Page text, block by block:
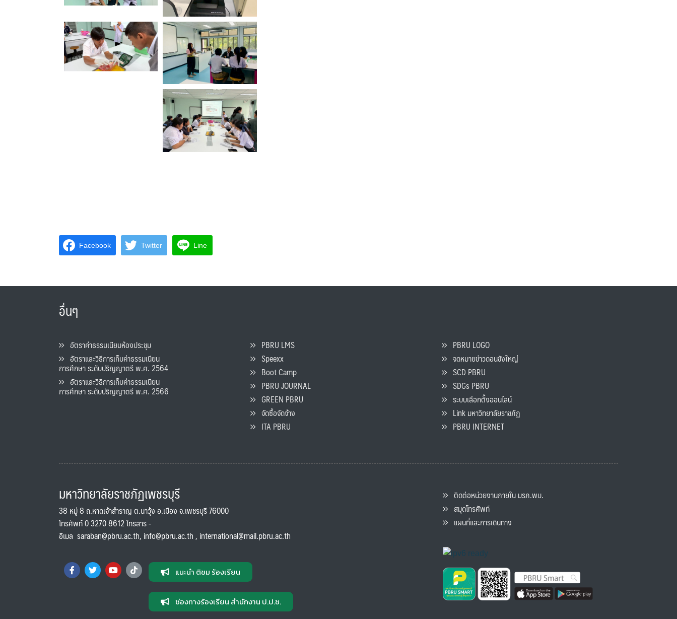
Facebook Twitter Line
อื่นๆ
อัตราค่าธรรมเนียมห้องประชุม
อัตราและวิธีการเก็บค่าธรรมเนียน
การศึกษา ระดับปริญญาตรี พ.ศ. 2564
อัตราและวิธีการเก็บค่าธรรมเนียน
การศึกษา ระดับปริญญาตรี พ.ศ. 2566
PBRU LMS
Speexx
Boot Camp
PBRU JOURNAL
GREEN PBRU
จัดซื้อจัดจ้าง
ITA PBRU
PBRU LOGO
จดหมายข่าวดอนขังใหญ่
SCD PBRU
SDGs PBRU
ระบบเลือกตั้งออนไลน์
Link มหาวิทยาลัยราชภัฏ
PBRU INTERNET
มหาวิทยาลัยราชภัฏเพชรบุรี
38 หมู่ 8 ถ.หาดเจ้าสำราญ ต.นาวุ้ง อ.เมือง จ.เพชรบุรี 76000
โทรศัพท์ 0 3270 8612 โทรสาร -
อีเมล saraban@pbru.ac.th, info@pbru.ac.th, international@mail.pbru.ac.th
แนะนำ ติชม ร้องเรียน
ช่องทางร้องเรียน สำนักงาน ป.ป.ช.
ติดต่อหน่วยงานภายใน มรภ.พบ.
สมุดโทรศัพท์
แผนที่และการเดินทาง